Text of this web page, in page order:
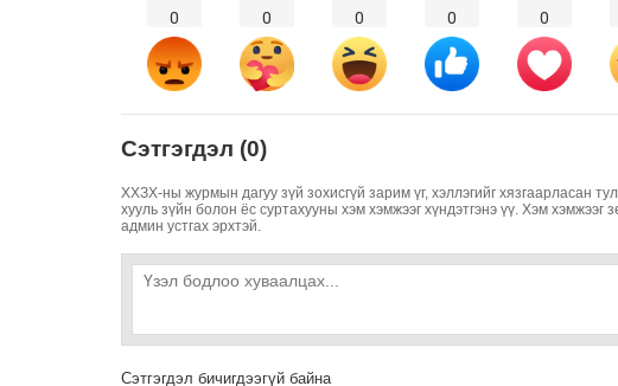
0 0 0 0 0
Сэтгэгдэл (0)
ХХЗХ-ны журмын дагуу зүй зохисгүй зарим үг, хэллэгийг хязгаарласан
хууль зүйн болон ёс суртахууны хэм хэмжээг хүндэтгэнэ үү. Хэм хэмжээг
админ устгах эрхтэй.
Сэтгэгдэл бичигдээгүй байна